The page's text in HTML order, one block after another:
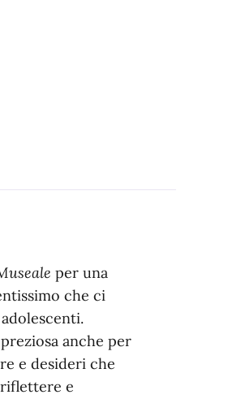
per una
che ci
anche per
e desideri che
e